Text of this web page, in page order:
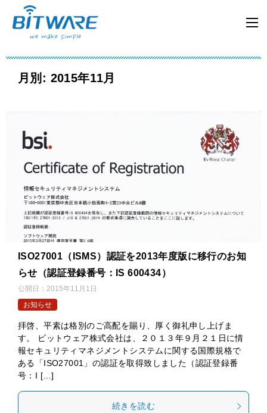
月別: 2015年11月
ISO27001（ISMS）認証を2013年度版に移行のお知
らせ（認証登録番号：IS 600434）
公開日： 2015年11月1日
お知らせ
拝啓、平素は格別のご高配を賜り、厚く御礼申し上げま
す。 ビットウェア株式会社は、２０１３年９月２１日に情
報セキュリティマネジメントシステムに関する国際規格で
ある「ISO27001」の認証を取得致しました（認証登録番
号：I […]
続きを読む